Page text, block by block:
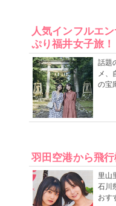
人気インフルエ
ぷり福井女子旅！
話題
メ、
の宝
羽田空港から飛行
里山
石川
おす